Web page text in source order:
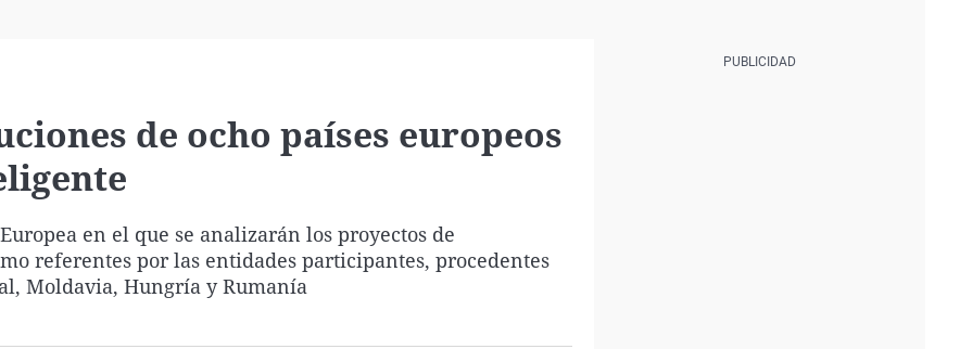
de ocho países europeos
en el que se analizarán los proyectos de
referentes por las entidades participantes, procedentes
Moldavia, Hungría y Rumanía